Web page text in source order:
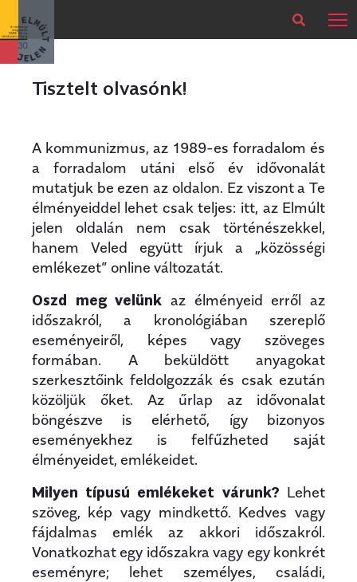
×
Tisztelt olvasónk!
A kommunizmus, az 1989-es forradalom és
a forradalom utáni első év idővonalát
mutatjuk be ezen az oldalon. Ez viszont a Te
élményeiddel lehet csak teljes: itt, az Elmúlt
jelen oldalán nem csak történészekkel,
hanem Veled együtt írjuk a „közösségi
emlékezet” online változatát.
Oszd meg velünk az élményeid erről az
időszakról, a kronológiában szereplő
eseményeiről, képes vagy szöveges
formában. A beküldött anyagokat
szerkesztőink feldolgozzák és csak ezután
közöljük őket. Az űrlap az idővonalat
böngészve is elérhető, így bizonyos
eseményekhez is felfűzheted saját
élményeidet, emlékeidet.
Milyen típusú emlékeket várunk? Lehet
szöveg, kép vagy mindkettő. Kedves vagy
fájdalmas emlék az akkori időszakról.
Vonatkozhat egy időszakra vagy egy konkrét
eseményre; lehet személyes, családi,